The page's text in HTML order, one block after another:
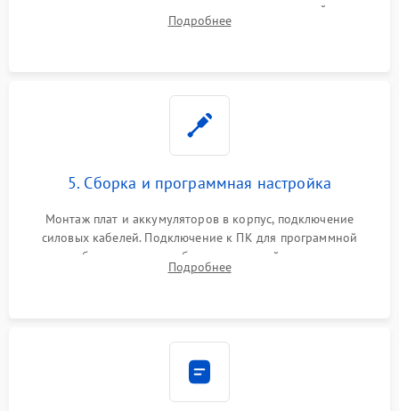
цепи зарядки и монтаж новых радиодеталей.
Восстановление поврежденных токоведущих дорожек и
Подробнее
5. Сборка и программная настройка
Монтаж плат и аккумуляторов в корпус, подключение
силовых кабелей. Подключение к ПК для программной
калибровки констант батареи, настройки порогов
срабатывания AVR и сброса счетчиков старения АКБ.
Подробнее